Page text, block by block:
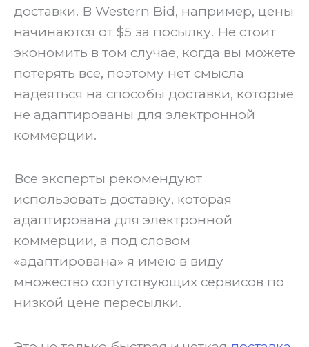
доставки. В Western Bid, например, цены
начинаются от $5 за посылку. Не стоит
экономить в том случае, когда вы можете
потерять все, поэтому нет смысла
надеяться на способы доставки, которые
не адаптированы для электронной
коммерции.
‍Все эксперты рекомендуют
использовать доставку, которая
адаптирована для электронной
коммерции, а под словом
«адаптирована» я имею в виду
множество сопутствующих сервисов по
низкой цене пересылки.